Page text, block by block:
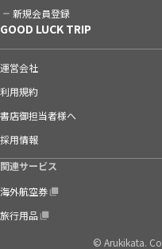
新規会員登録
GOOD LUCK TRIP
運営会社
利用規約
書店御担当者様へ
採用情報
関連サービス
海外航空券
旅行用品
© Arukikata.